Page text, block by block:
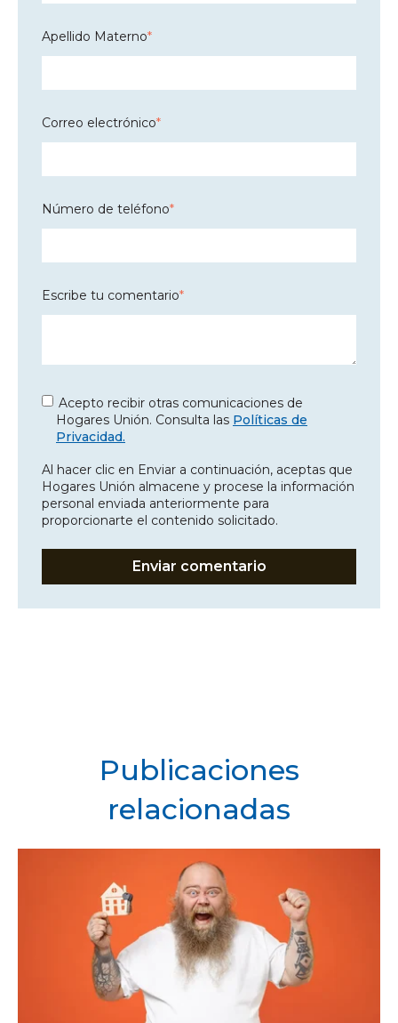
Apellido Materno*
Correo electrónico*
Número de teléfono*
Escribe tu comentario*
Acepto recibir otras comunicaciones de
Hogares Unión. Consulta las Políticas de
Privacidad.
Al hacer clic en Enviar a continuación, aceptas que
Hogares Unión almacene y procese la información
personal enviada anteriormente para
proporcionarte el contenido solicitado.
Publicaciones
relacionadas